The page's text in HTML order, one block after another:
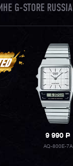
G-STORE RUSSIA
9 990P
AQ-800E-7A